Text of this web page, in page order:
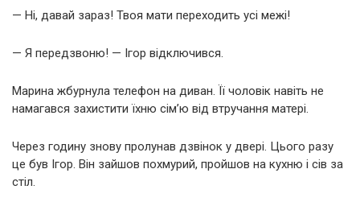
— Ні, давай зараз! Твоя мати переходить усі межі!
— Я передзвоню! — Ігор відключився.
Марина жбурнула телефон на диван. Її чоловік навіть не
намагався захистити їхню сім’ю від втручання матері.
Через годину знову пролунав дзвінок у двері. Цього разу
це був Ігор. Він зайшов похмурий, пройшов на кухню і сів за
стіл.